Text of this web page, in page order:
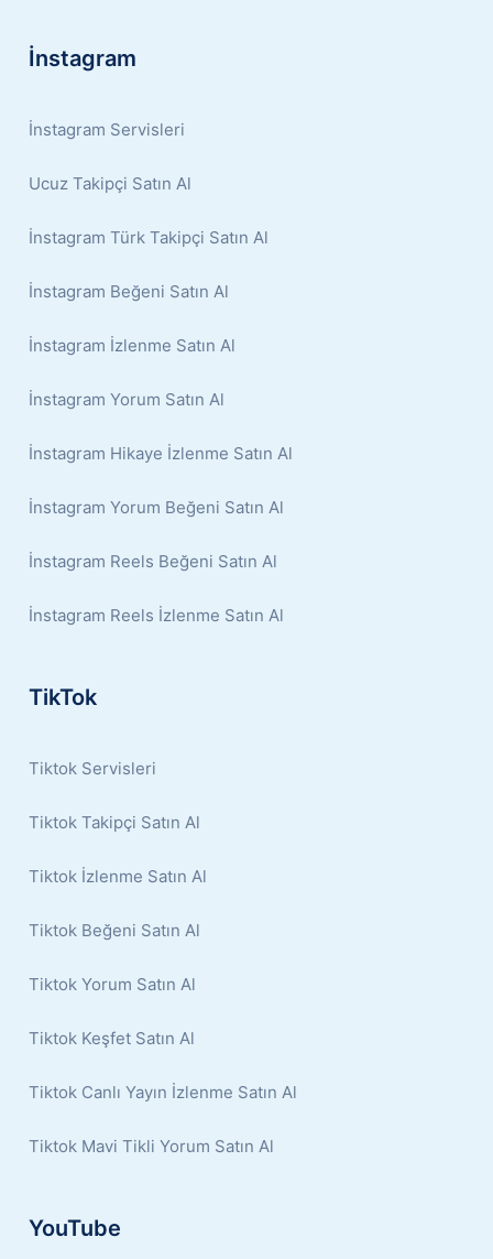
İnstagram
İnstagram Servisleri
Ucuz Takipçi Satın Al
İnstagram Türk Takipçi Satın Al
İnstagram Beğeni Satın Al
İnstagram İzlenme Satın Al
İnstagram Yorum Satın Al
İnstagram Hikaye İzlenme Satın Al
İnstagram Yorum Beğeni Satın Al
İnstagram Reels Beğeni Satın Al
İnstagram Reels İzlenme Satın Al
TikTok
Tiktok Servisleri
Tiktok Takipçi Satın Al
Tiktok İzlenme Satın Al
Tiktok Beğeni Satın Al
Tiktok Yorum Satın Al
Tiktok Keşfet Satın Al
Tiktok Canlı Yayın İzlenme Satın Al
Tiktok Mavi Tikli Yorum Satın Al
YouTube